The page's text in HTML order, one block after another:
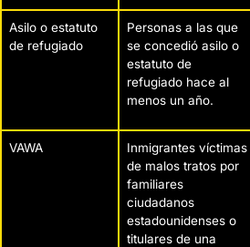
Asilo o estatuto
de refugiado
Personas a las que
se concedió asilo o
estatuto de
refugiado hace al
menos un año.
VAWA
Inmigrantes víctimas
de malos tratos por
familiares
ciudadanos
estadounidenses o
titulares de una